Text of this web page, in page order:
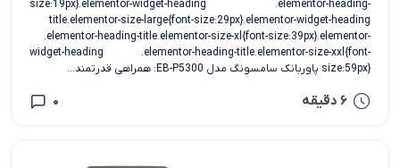
size:19px}.elementor-widget-heading .elementor-heading-
title.elementor-size-large{font-size:29px}.elementor-widget-heading
.elementor-heading-title.elementor-size-xl{font-size:39px}.elementor-
widget-heading .elementor-heading-title.elementor-size-xxl{font-
size:59px} پاوربانک سامسونگ مدل EB-P5300: همراهی قدرتمند...
6 دقیقه 0